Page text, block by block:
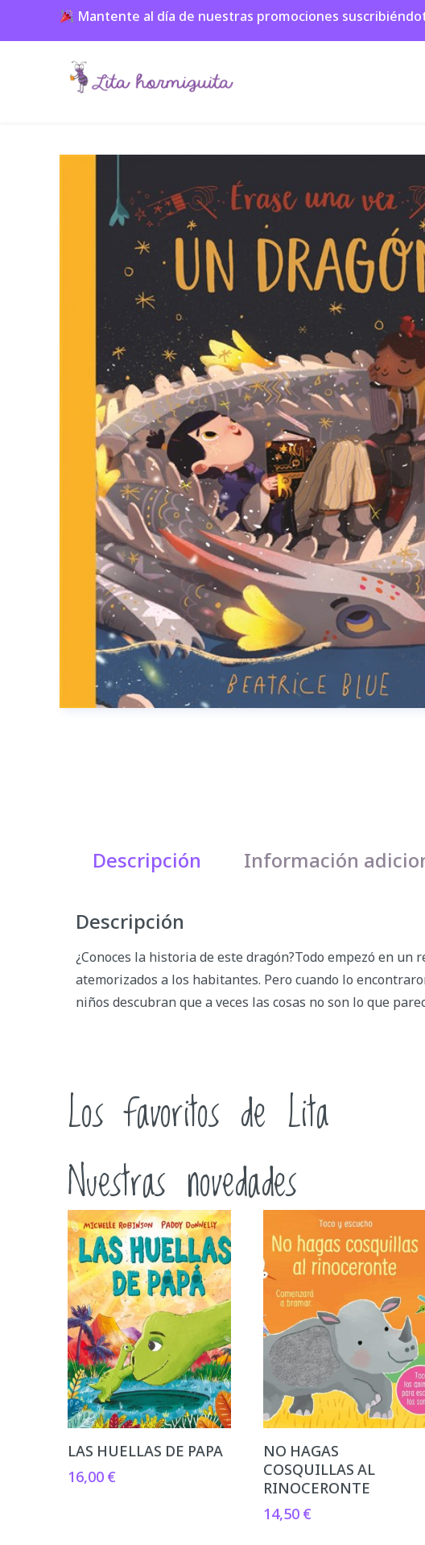
Mantente al día de nuestras promociones
Descripción Información
Descripción
¿Conoces la historia de este dragón?Todo empezó en
atemorizados a los habitantes. Pero cuando lo
niños descubran que a veces las cosas no son lo que
Los favoritos de Lita
Nuestras novedades
LAS HUELLAS DE PAPA
16,00 €
NO HAGAS
COSQUILLAS AL
RINOCERONTE
14,50 €